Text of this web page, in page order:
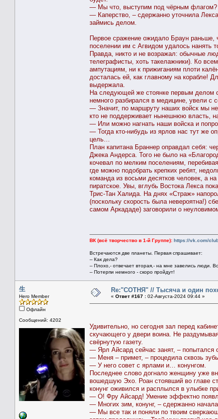
— Мы что, выступим под чёрным флагом?
— Каперство, – сдержанно уточнила
займись делом.
Первое сражение ожидало Браун
поселении им с Агвидом удалось нанять
Правда, никто и не возражал: обычные
телеграфисты, хоть такелажники). Ко
ампутациям, ни к прижиганиям плоти
досталась ей, как главному на корабле!
выдержала.
На следующей же стоянке первым делом
немного разбирался в медицине, увели с
— Значит, по маршруту наших войск мы
кто не поддерживает нынешнюю власть,
— Или можно нагнать наши войска и
— Тогда кто-нибудь из ярлов нас тут же
цель…
План капитана Браннер оправдал себя:
Джека Андерса. Того не было на
кочевал по мелким поселениям,
где можно подобрать крепких ребят,
команда из восьми десятков человек, а
пиратское. Увы, вглубь Востока Лекса
Трис-Тан Халида. На днях «Страж»
(поскольку скорость была невероятна!)
самом Аркададе) заговорили о
ВК (всё творчество в 1-й Группе): https://vk.com/
Встречаются две планеты. Первая спрашивает:
-- Как дела?
-- Плохо,- отвечает вторая,- на мне завелись люди.
-- Потерпи немного - скоро пройдут!
生
Hero Member
Офлайн
Сообщений: 4202
Re:"СОТНЯ" // Тысяча и один
« Ответ #167 : 02-Августа-2024 09:44 »
Удивительно, но сегодня зал перед
скучающего у двери воина. Не
свёрнутую газету.
— Ярл Айсард сейчас занят, – попытался
— Меня – примет, – процедила сквозь
— У него совет с ярлами и… конунгом.
Последнее слово догнало женщину уже
вошедшую Эхо. Роан стоявший во главе
конунг оживился и расплылся в улыбке
— О! Фру Айсард! Умение эффектно
— Многих зим, конунг, – сдержанно
— Мы все так и поняли по твоим